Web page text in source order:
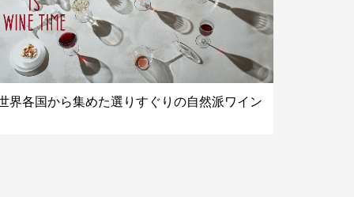
界各国から集めた選りすぐりの自然派ワイン